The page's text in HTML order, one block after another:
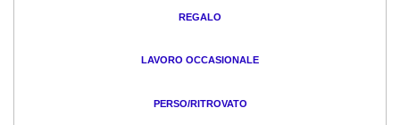
REGALO
LAVORO OCCASIONALE
PERSO/RITROVATO